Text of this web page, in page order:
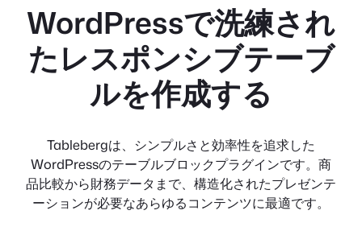
WordPressで洗練され
たレスポンシブテーブ
ルを作成する
Tablebergは、シンプルさと効率性を追求した
WordPressのテーブルブロックプラグインです。商
品比較から財務データまで、構造化されたプレゼンテ
ーションが必要なあらゆるコンテンツに最適です。